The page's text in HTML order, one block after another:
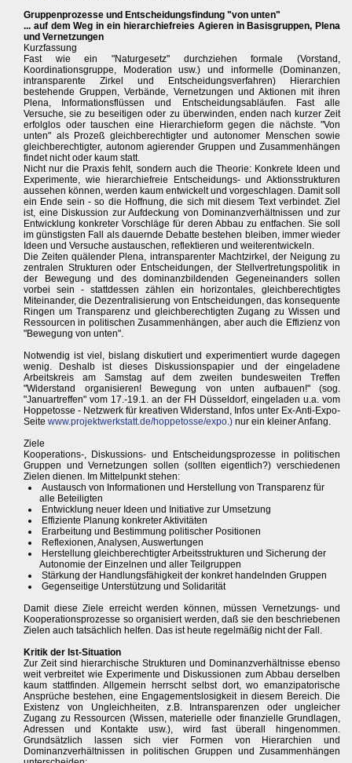
Gruppenprozesse und Entscheidungsfindung "von unten"
... auf dem Weg in ein hierarchiefreies Agieren in Basisgruppen, Plena
und Vernetzungen
Kurzfassung
Fast wie ein "Naturgesetz" durchziehen formale (Vorstand,
Koordinationsgruppe, Moderation usw.) und informelle (Dominanzen,
intransparente Zirkel und Entscheidungsverfahren) Hierarchien
bestehende Gruppen, Verbände, Vernetzungen und Aktionen mit ihren
Plena, Informationsflüssen und Entscheidungsabläufen. Fast alle
Versuche, sie zu beseitigen oder zu überwinden, enden nach kurzer Zeit
erfolglos oder tauschen eine Hierarchieform gegen die nächste. "Von
unten" als Prozeß gleichberechtigter und autonomer Menschen sowie
gleichberechtigter, autonom agierender Gruppen und Zusammenhängen
findet nicht oder kaum statt.
Nicht nur die Praxis fehlt, sondern auch die Theorie: Konkrete Ideen und
Experimente, wie hierarchiefreie Entscheidungs- und Aktionsstrukturen
aussehen können, werden kaum entwickelt und vorgeschlagen. Damit soll
ein Ende sein - so die Hoffnung, die sich mit diesem Text verbindet. Ziel
ist, eine Diskussion zur Aufdeckung von Dominanzverhältnissen und zur
Entwicklung konkreter Vorschläge für deren Abbau zu entfachen. Sie soll
im günstigsten Fall als dauernde Debatte bestehen bleiben, immer wieder
Ideen und Versuche austauschen, reflektieren und weiterentwickeln.
Die Zeiten quälender Plena, intransparenter Machtzirkel, der Neigung zu
zentralen Strukturen oder Entscheidungen, der Stellvertretungspolitik in
der Bewegung und des dominanzbildenden Gegeneinanders sollen
vorbei sein - stattdessen zählen ein horizontales, gleichberechtigtes
Miteinander, die Dezentralisierung von Entscheidungen, das konsequente
Ringen um Transparenz und gleichberechtigten Zugang zu Wissen und
Ressourcen in politischen Zusammenhängen, aber auch die Effizienz von
"Bewegung von unten".
Notwendig ist viel, bislang diskutiert und experimentiert wurde dagegen
wenig. Deshalb ist dieses Diskussionspapier und der eingeladene
Arbeitskreis am Samstag auf dem zweiten bundesweiten Treffen
"Widerstand organisieren! Bewegung von unten aufbauen!" (sog.
"Januartreffen" vom 17.-19.1. an der FH Düsseldorf, eingeladen u.a. vom
Hoppetosse - Netzwerk für kreativen Widerstand, Infos unter Ex-Anti-Expo-
Seite www.projektwerkstatt.de/hoppetosse/expo.) nur ein kleiner Anfang.
Ziele
Kooperations-, Diskussions- und Entscheidungsprozesse in politischen
Gruppen und Vernetzungen sollen (sollten eigentlich?) verschiedenen
Zielen dienen. Im Mittelpunkt stehen:
Austausch von Informationen und Herstellung von Transparenz für
alle Beteiligten
Entwicklung neuer Ideen und Initiative zur Umsetzung
Effiziente Planung konkreter Aktivitäten
Erarbeitung und Bestimmung politischer Positionen
Reflexionen, Analysen, Auswertungen
Herstellung gleichberechtigter Arbeitsstrukturen und Sicherung der
Autonomie der Einzelnen und aller Teilgruppen
Stärkung der Handlungsfähigkeit der konkret handelnden Gruppen
Gegenseitige Unterstützung und Solidarität
Damit diese Ziele erreicht werden können, müssen Vernetzungs- und
Kooperationsprozesse so organisiert werden, daß sie den beschriebenen
Zielen auch tatsächlich helfen. Das ist heute regelmäßig nicht der Fall.
Kritik der Ist-Situation
Zur Zeit sind hierarchische Strukturen und Dominanzverhältnisse ebenso
weit verbreitet wie Experimente und Diskussionen zum Abbau derselben
kaum stattfinden. Allgemein herrscht selbst dort, wo emanzipatorische
Ansprüche bestehen, eine Engagementslosigkeit in diesem Bereich. Die
Existenz von Ungleichheiten, z.B. Intransparenzen oder ungleicher
Zugang zu Ressourcen (Wissen, materielle oder finanzielle Grundlagen,
Adressen und Kontakte usw.), wird fast überall hingenommen.
Grundsätzlich lassen sich vier Formen von Hierarchien und
Dominanzverhältnissen in politischen Gruppen und Zusammenhängen